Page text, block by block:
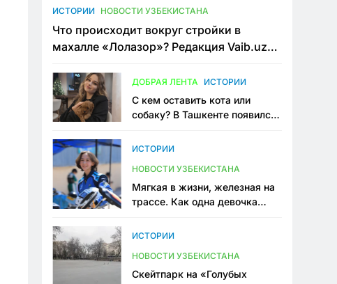
ИСТОРИИ НОВОСТИ УЗБЕКИСТАНА
Что происходит вокруг стройки в
махалле «Лолазор»? Редакция Vaib.uz
конфликта
ДОБРАЯ ЛЕНТА ИСТОРИИ
С кем оставить кота или
собаку? В Ташкенте появился
ИСТОРИИ
НОВОСТИ УЗБЕКИСТАНА
Мягкая в жизни, железная на
трассе. Как одна девочка
Узбекистане
ИСТОРИИ
НОВОСТИ УЗБЕКИСТАНА
Скейтпарк на «Голубых